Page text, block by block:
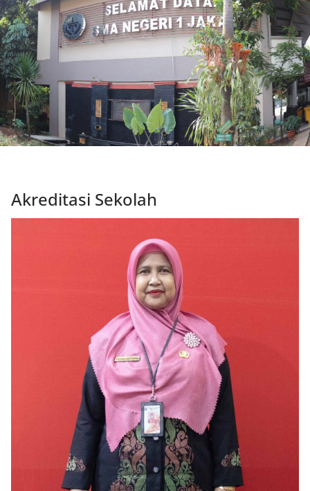
Akreditasi Sekolah